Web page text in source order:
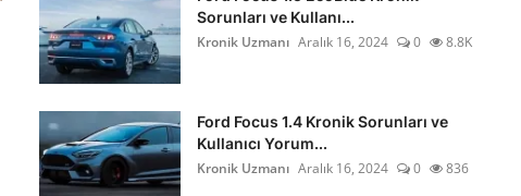
Sorunları ve Kullanı...
Kronik Uzmanı Aralık 16, 2024 0 8.8K
Ford Focus 1.4 Kronik Sorunları ve
Kullanıcı Yorum...
Kronik Uzmanı Aralık 16, 2024 0 836